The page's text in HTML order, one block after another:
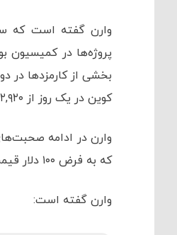
پروژه‌ها در کمیسیون
کوین در یک روز از ۵۲,۹۲۰ دلار به ۴۲,۸۴۳ دلار سقوط کرد.
وارن در ادامه
که به فرض ۱۰۰ دلار قیمت داشتند، از ۵۰۰ دلار هم فراتر رفته بود.
وارن گفته است: